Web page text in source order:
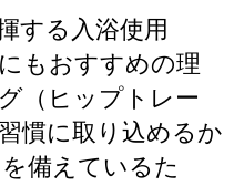
する入浴使用
もおすすめの理
（ヒップトレー
慣に取り込めるか
備えているた